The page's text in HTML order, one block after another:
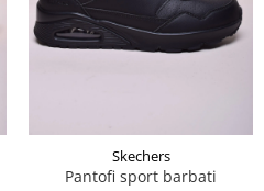
Skechers
Pantofi sport barbati